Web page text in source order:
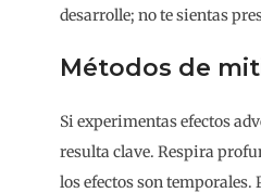
desarrolle; no te sientas
Métodos de
Si experimentas efectos
resulta clave. Respira
los efectos son temporales.